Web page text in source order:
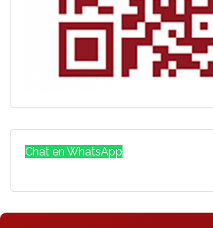
Chat en WhatsApp